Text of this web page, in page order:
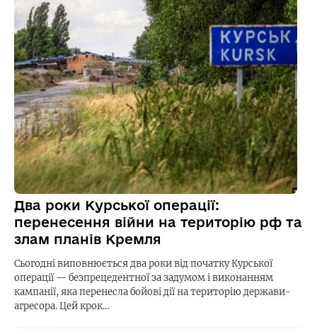
Два роки Курської операції:
перенесення війни на територію рф та
злам планів Кремля
Сьогодні виповнюється два роки від початку Курської
операції — безпрецедентної за задумом і виконанням
кампанії, яка перенесла бойові дії на територію держави-
агресора. Цей крок…